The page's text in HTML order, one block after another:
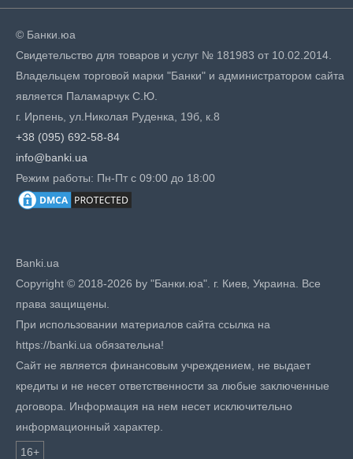
© Банки.юа
Свидетельство для товаров и услуг № 181983 от 10.02.2014.
Владельцем торговой марки "Банки" и администратором сайта
является Паламарчук С.Ю.
г. Ирпень, ул.Николая Руденка, 19б, к.8
+38 (095) 692-58-84
info@banki.ua
Режим работы: Пн-Пт с 09:00 до 18:00
Banki.ua
Copyright © 2018-2026 by "Банки.юа". г. Киев, Украина. Все
права защищены.
При использовании материалов сайта ссылка на
https://banki.ua обязательна!
Сайт не является финансовым учреждением, не выдает
кредиты и не несет ответственности за любые заключенные
договора. Информация на нем несет исключительно
информационный характер.
16+